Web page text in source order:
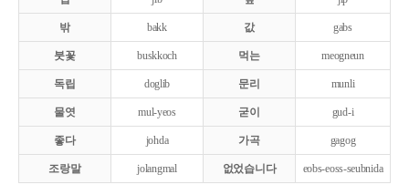
밖 bakk 값 gabs
붓꽃 buskkoch 먹는 meogneun
독립 doglib 문리 munli
물엿 mul-yeos 굳이 gud-i
좋다 johda 가곡 gagog
조랑말 jolangmal 없었습니다 eobs-eoss-seubnida